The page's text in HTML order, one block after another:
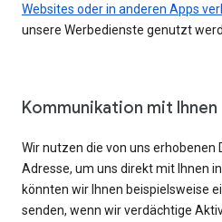
Websites oder in anderen Apps
unsere Werbedienste genutzt
Kommunikation mit Ihnen
Wir nutzen die von uns erhobenen
Adresse, um uns direkt mit Ihnen
könnten wir Ihnen beispielsweise
senden, wenn wir verdächtige